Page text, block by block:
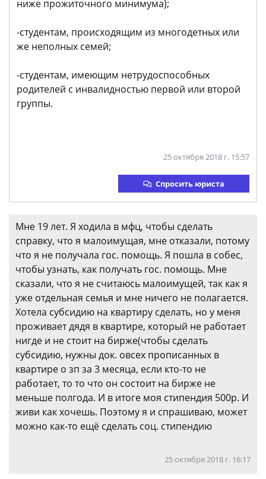
ниже прожиточного минимума);
-студентам, происходящим из многодетных или
же неполных семей;
-студентам, имеющим нетрудоспособных
родителей с инвалидностью первой или второй
группы.
25 октября 2018 г. 15:57
Спросить юриста
Мне 19 лет. Я ходила в мфц, чтобы сделать
справку, что я малоимущая, мне отказали, потому
что я не получала гос. помощь. Я пошла в собес,
чтобы узнать, как получать гос. помощь. Мне
сказали, что я не считаюсь малоимущей, так как я
уже отдельная семья и мне ничего не полагается.
Хотела субсидию на квартиру сделать, но у меня
проживает дядя в квартире, который не работает
нигде и не стоит на бирже(чтобы сделать
субсидию, нужны док. овсех прописанных в
квартире о зп за 3 месяца, если кто-то не
работает, то то что он состоит на бирже не
меньше полгода. И в итоге моя стипендия 500р. И
живи как хочешь. Поэтому я и спрашиваю, может
можно как-то ещё сделать соц. стипендию
25 октября 2018 г. 16:17